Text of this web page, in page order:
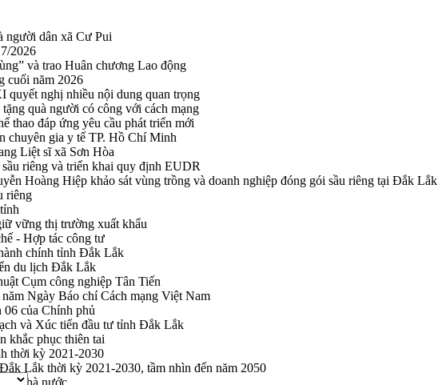
người dân xã Cư Pui
2026
và trao Huân chương Lao động
cuối năm 2026
nghị nhiều nội dung quan trọng
quà người có công với cách mạng
thao đáp ứng yêu cầu phát triển mới
gia y tế TP. Hồ Chí Minh
Liệt sĩ xã Sơn Hòa
riêng và triển khai quy định EUDR
Hoàng Hiệp khảo sát vùng trồng và doanh nghiệp đóng gói sầu riêng tại Đắk Lắk
riêng
vững thị trường xuất khẩu
- Hợp tác công tư
chính tỉnh Đắk Lắk
du lịch Đắk Lắk
Cụm công nghiệp Tân Tiến
Ngày Báo chí Cách mạng Việt Nam
của Chính phủ
và Xúc tiến đầu tư tỉnh Đắk Lắk
khắc phục thiên tai
thời kỳ 2021-2030
Lắk thời kỳ 2021-2030, tầm nhìn đến năm 2050
nhà nước